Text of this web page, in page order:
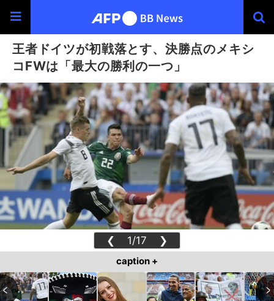
王者ドイツが初戦落とす、決勝点のメキシ
コFWは「最大の勝利の一つ」
❮ 1/17 ❯
caption +